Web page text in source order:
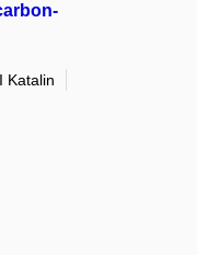
Katalin